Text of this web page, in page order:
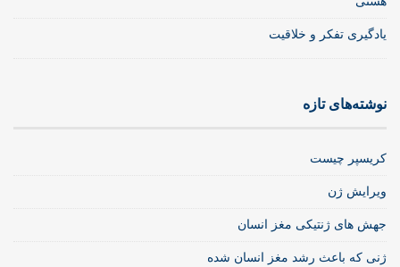
یادگیری تفکر و خلاقیت
نوشته‌های تازه
کریسپر چیست
ویرایش ژن
جهش های ژنتیکی مغز انسان
ژنی که باعث رشد مغز انسان شده